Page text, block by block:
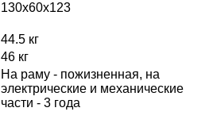
130х60х123
44.5 кг
46 кг
На раму - пожизненная, на
электрические и механические
части - 3 года